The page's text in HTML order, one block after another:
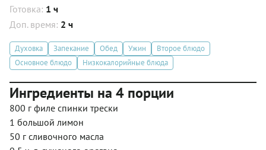
Готовка: 1 ч
Доп. время: 2 ч
Духовка Запекание Обед Ужин
Второе блюдо
Основное блюдо
Низкокалорийные блюда
Ингредиенты на 4 порции
800 г филе спинки трески
1 большой лимон
50 г сливочного масла